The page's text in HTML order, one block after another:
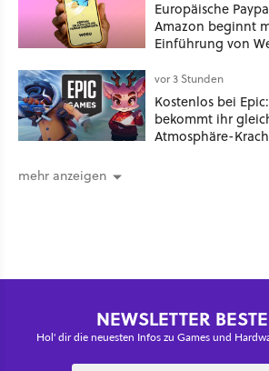
Europäische
Amazon beginnt
Einführung von
vor 3 Stunden
Kostenlos bei
bekommt ihr
Atmosphäre-
mehr anzeigen
NEWSLETTER
Hol' dir die neuesten Infos zu Games und